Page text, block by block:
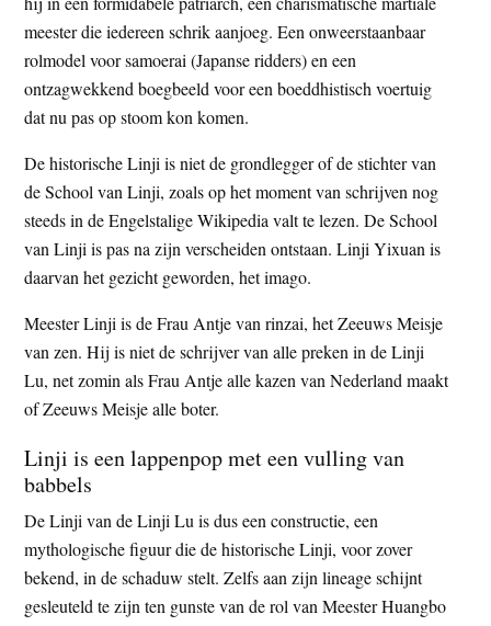
meester die iedereen schrik aanjoeg. Een onweerstaanbaar
rolmodel voor samoerai (Japanse ridders) en een
ontzagwekkend boegbeeld voor een boeddhistisch voertuig
dat nu pas op stoom kon komen.
De historische Linji is niet de grondlegger of de stichter van
de School van Linji, zoals op het moment van schrijven nog
steeds in de Engelstalige Wikipedia valt te lezen. De School
van Linji is pas na zijn verscheiden ontstaan. Linji Yixuan is
daarvan het gezicht geworden, het imago.
Meester Linji is de Frau Antje van rinzai, het Zeeuws Meisje
van zen. Hij is niet de schrijver van alle preken in de Linji
Lu, net zomin als Frau Antje alle kazen van Nederland maakt
of Zeeuws Meisje alle boter.
Linji is een lappenpop met een vulling van
babbels
De Linji van de Linji Lu is dus een constructie, een
mythologische figuur die de historische Linji, voor zover
bekend, in de schaduw stelt. Zelfs aan zijn lineage schijnt
gesleuteld te zijn ten gunste van de rol van Meester Huangbo